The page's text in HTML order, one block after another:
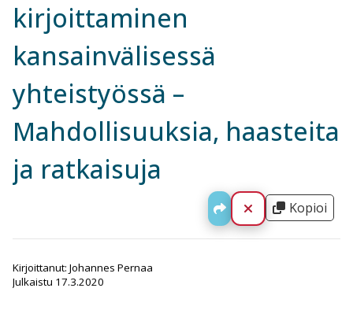
kirjoittaminen
kansainvälisessä
yhteistyössä –
Mahdollisuuksia, haasteita
ja ratkaisuja
Jaa
Sulje Kopioi
Kirjoittanut: Johannes Pernaa
Julkaistu 17.3.2020